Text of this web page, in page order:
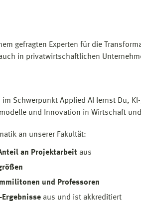
gefragten Experten für die
in privatwirtschaftlichen
Schwerpunkt Applied AI lernst Du,
und Innovation in Wirtschaft
an unserer Fakultät:
an Projektarbeit aus
und Professoren
aus und ist akkreditiert